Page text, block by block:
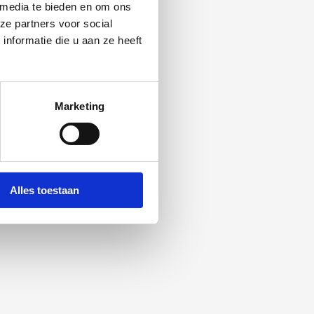
te bieden en om ons
partners voor social
die u aan ze heeft
Marketing
Alles toestaan